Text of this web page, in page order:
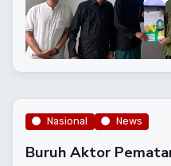
Nasional News
Buruh Aktor